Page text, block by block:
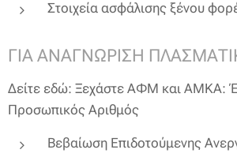
Στοιχεία ασφάλισης ξένου
ΓΙΑ ΑΝΑΓΝΩΡΙΣΗ
Δείτε εδώ: Ξεχάστε ΑΦΜ και ΑΜΚΑ:
Προσωπικός Αριθμός
Βεβαίωση Επιδοτούμενης